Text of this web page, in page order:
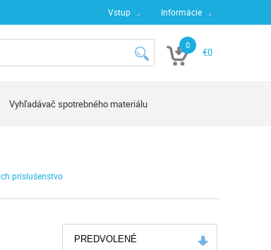
Vstup Informácie
0
€0
Vyhľadávač spotrebného materiálu
príslušenstvo
PREDVOLENÉ